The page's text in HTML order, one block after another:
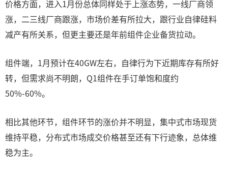
价格方面，进入1月份总体同样处于上涨态势，一线厂商领
涨，二三线厂商跟涨，市场价差有所拉大，跟行业自律硅料
减产有所关系，但更主要还是年前组件企业备货拉动。
组件端，1月预计在40GW左右，自律行为下近期库存有所好
转，但需求尚不明朗，Q1组件在手订单饱和度约
50%-60%。
相比其他环节，组件环节的涨价并不明显，集中式市场现货
维持平稳，分布式市场成交价格甚至还有下行迹象，总体维
稳为主。